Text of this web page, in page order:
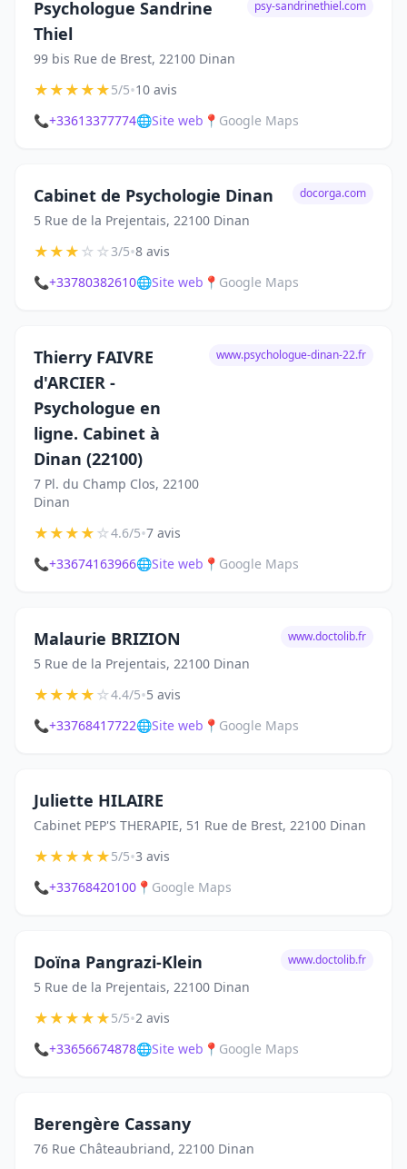
Psychologue Sandrine
Thiel
99 bis Rue de Brest, 22100 Dinan
psy-sandrinethiel.com
★★★★★5/5•10 avis
📞+33613377774🌐Site web 📍 Google Maps
Cabinet de Psychologie Dinan
5 Rue de la Prejentais, 22100 Dinan
docorga.com
★★★☆☆3/5•8 avis
📞+33780382610🌐Site web 📍 Google Maps
Thierry FAIVRE
d'ARCIER -
Psychologue en
ligne. Cabinet à
Dinan (22100)
7 Pl. du Champ Clos, 22100
Dinan
www.psychologue-dinan-22.fr
★★★★☆4.6/5•7 avis
📞+33674163966🌐Site web 📍 Google Maps
Malaurie BRIZION
5 Rue de la Prejentais, 22100 Dinan
www.doctolib.fr
★★★★☆4.4/5•5 avis
📞+33768417722🌐Site web 📍 Google Maps
Juliette HILAIRE
Cabinet PEP'S THERAPIE, 51 Rue de Brest, 22100 Dinan
★★★★★5/5•3 avis
📞+33768420100 📍 Google Maps
Doïna Pangrazi-Klein
5 Rue de la Prejentais, 22100 Dinan
www.doctolib.fr
★★★★★5/5•2 avis
📞+33656674878🌐Site web 📍 Google Maps
Berengère Cassany
76 Rue Châteaubriand, 22100 Dinan